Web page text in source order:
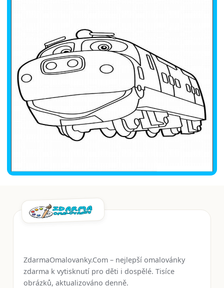
ZdarmaOmalovanky.Com – nejlepší omalovánky
zdarma k vytisknutí pro děti i dospělé. Tisíce
obrázků, aktualizováno denně.